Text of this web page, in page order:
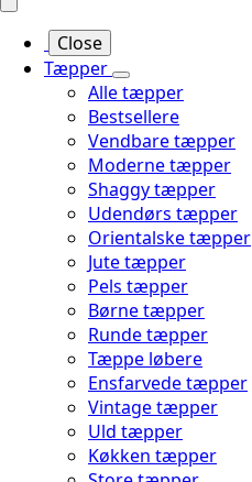
Close
Tæpper
Alle tæpper
Bestsellere
Vendbare tæpper
Moderne tæpper
Shaggy tæpper
Udendørs tæpper
Orientalske tæpper
Jute tæpper
Pels tæpper
Børne tæpper
Runde tæpper
Tæppe løbere
Ensfarvede tæpper
Vintage tæpper
Uld tæpper
Køkken tæpper